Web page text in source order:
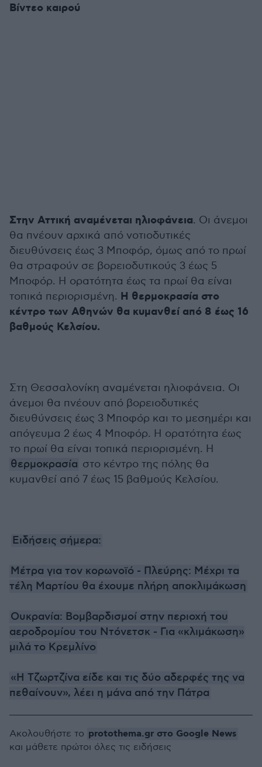
Βίντεο καιρού
Στην Αττική αναμένεται ηλιοφάνεια. Οι άνεμοι
θα πνέουν αρχικά από νοτιοδυτικές
διευθύνσεις έως 3 Μποφόρ, όμως από το πρωί
θα στραφούν σε βορειοδυτικούς 3 έως 5
Μποφόρ. Η ορατότητα έως τα πρωί θα είναι
τοπικά περιορισμένη. Η θερμοκρασία στο
κέντρο των Αθηνών θα κυμανθεί από 8 έως 16
βαθμούς Κελσίου.
Στη Θεσσαλονίκη αναμένεται ηλιοφάνεια. Οι
άνεμοι θα πνέουν από βορειοδυτικές
διευθύνσεις έως 3 Μποφόρ και το μεσημέρι και
απόγευμα 2 έως 4 Μποφόρ. Η ορατότητα έως
το πρωί θα είναι τοπικά περιορισμένη. Η
θερμοκρασία στο κέντρο της πόλης θα
κυμανθεί από 7 έως 15 βαθμούς Κελσίου.
Ειδήσεις σήμερα:
Μέτρα για τον κορωνοϊό - Πλεύρης: Μέχρι τα
τέλη Μαρτίου θα έχουμε πλήρη αποκλιμάκωση
Ουκρανία: Βομβαρδισμοί στην περιοχή του
αεροδρομίου του Ντόνετσκ - Για «κλιμάκωση»
μιλά το Κρεμλίνο
«Η Τζωρτζίνα είδε και τις δύο αδερφές της να
πεθαίνουν», λέει η μάνα από την Πάτρα
Ακολουθήστε το protothema.gr στο Google News
και μάθετε πρώτοι όλες τις ειδήσεις